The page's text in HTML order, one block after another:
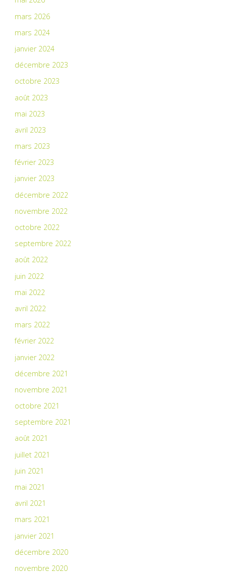
mars 2026
mars 2024
janvier 2024
décembre 2023
octobre 2023
août 2023
mai 2023
avril 2023
mars 2023
février 2023
janvier 2023
décembre 2022
novembre 2022
octobre 2022
septembre 2022
août 2022
juin 2022
mai 2022
avril 2022
mars 2022
février 2022
janvier 2022
décembre 2021
novembre 2021
octobre 2021
septembre 2021
août 2021
juillet 2021
juin 2021
mai 2021
avril 2021
mars 2021
janvier 2021
décembre 2020
novembre 2020